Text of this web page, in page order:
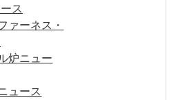
ス
ァーネス・
炉ニュー
ュース